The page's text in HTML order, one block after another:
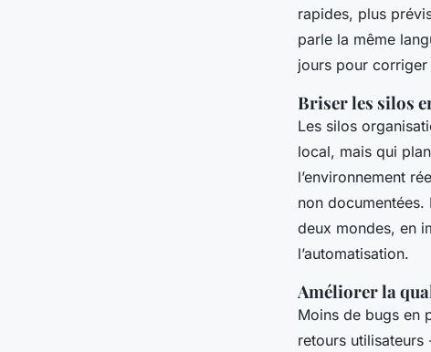
rapides, plus
parle la même
jours pour
Briser les silos
Les silos
local, mais qui
l’environnement
non documentées.
deux mondes, en
l’automatisation.
Améliorer la
Moins de bugs en
retours